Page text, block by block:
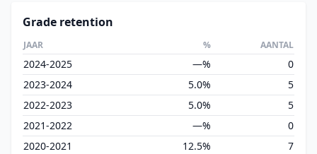
Grade retention
JAAR % AANTAL
2024-2025 —%
0
2023-2024
5.0%
5
2022-2023
5.0%
5
2021-2022
—%
0
2020-2021
12.5%
7